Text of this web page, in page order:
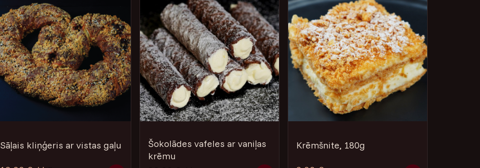
Sāļais kliņģeris ar vistas gaļu
Šokolādes vafeles ar vaniļas
krēmu
Krēmšnite, 180g